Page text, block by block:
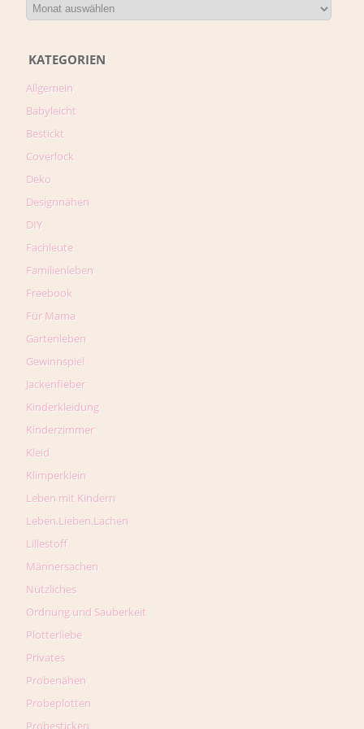
KATEGORIEN
Allgemein
Babyleicht
Bestickt
Coverlock
Deko
Designnähen
DIY
Fachleute
Familienleben
Freebook
Für Mama
Gartenleben
Gewinnspiel
Jackenfieber
Kinderkleidung
Kinderzimmer
Kleid
Klimperklein
Leben mit Kindern
Leben.Lieben.Lachen
Lillestoff
Männersachen
Nützliches
Ordnung und Sauberkeit
Plotterliebe
Privates
Probenähen
Probeplotten
Probesticken